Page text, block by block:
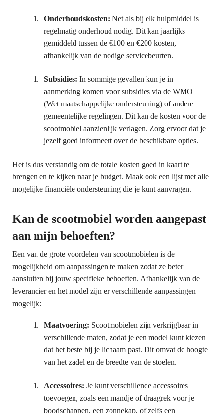
Onderhoudskosten: Net als bij elk hulpmiddel is
regelmatig onderhoud nodig. Dit kan jaarlijks
gemiddeld tussen de €100 en €200 kosten,
afhankelijk van de nodige servicebeurten.
Subsidies: In sommige gevallen kun je in
aanmerking komen voor subsidies via de WMO
(Wet maatschappelijke ondersteuning) of andere
gemeentelijke regelingen. Dit kan de kosten voor de
scootmobiel aanzienlijk verlagen. Zorg ervoor dat je
jezelf goed informeert over de beschikbare opties.
Het is dus verstandig om de totale kosten goed in kaart te
brengen en te kijken naar je budget. Maak ook een lijst met alle
mogelijke financiële ondersteuning die je kunt aanvragen.
Kan de scootmobiel worden aangepast
aan mijn behoeften?
Een van de grote voordelen van scootmobielen is de
mogelijkheid om aanpassingen te maken zodat ze beter
aansluiten bij jouw specifieke behoeften. Afhankelijk van de
leverancier en het model zijn er verschillende aanpassingen
mogelijk:
Maatvoering: Scootmobielen zijn verkrijgbaar in
verschillende maten, zodat je een model kunt kiezen
dat het beste bij je lichaam past. Dit omvat de hoogte
van het zadel en de breedte van de stoelen.
Accessoires: Je kunt verschillende accessoires
toevoegen, zoals een mandje of draagrek voor je
boodschappen, een zonnekap, of zelfs een